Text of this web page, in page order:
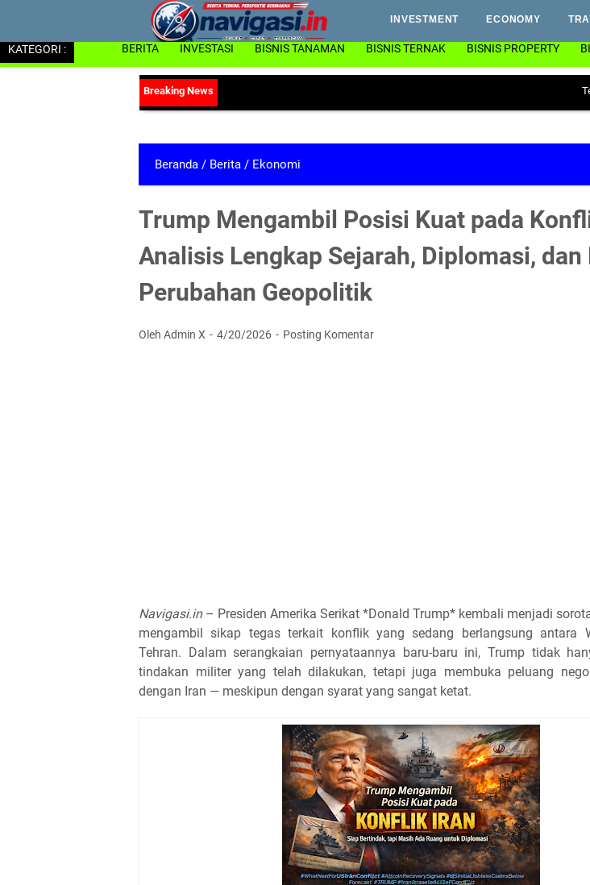
INVESTMENT ECONOMY
KATEGORI : BERITA INVESTASI BISNIS TANAMAN BISNIS TERNAK BISNIS PROPERTY
Tekan
Beranda / Berita / Ekonomi
Trump Mengambil Posisi Kuat pada
Analisis Lengkap Sejarah, Diplomasi, dan
Perubahan Geopolitik
Oleh Admin X 4/20/2026 Posting Komentar
Navigasi.in– Presiden Amerika Serikat *Donald Trump* kembali menjadi
mengambil sikap tegas terkait konflik yang sedang berlangsung antara
Tehran. Dalam serangkaian pernyataannya baru-baru ini, Trump tidak
tindakan militer yang telah dilakukan, tetapi juga membuka peluang
dengan Iran — meskipun dengan syarat yang sangat ketat.